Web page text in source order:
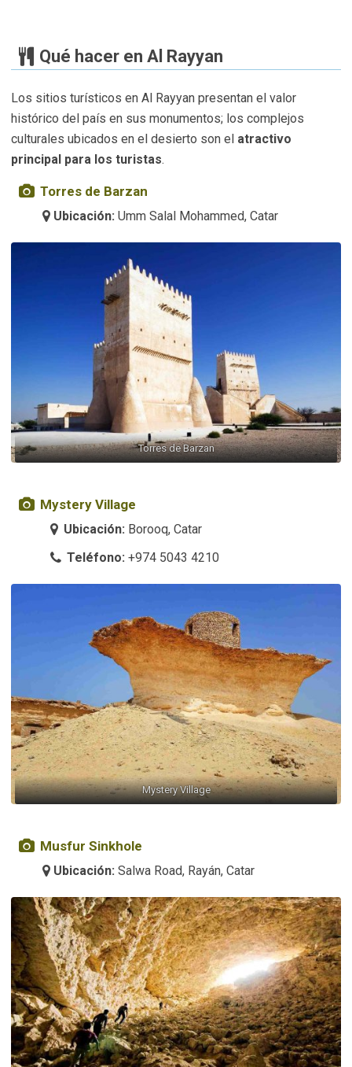
Qué hacer en Al Rayyan
Los sitios turísticos en Al Rayyan presentan el valor
histórico del país en sus monumentos; los complejos
culturales ubicados en el desierto son el atractivo
principal para los turistas.
Torres de Barzan
Ubicación: Umm Salal Mohammed, Catar
Torres de Barzan
Mystery Village
Ubicación: Borooq, Catar
Teléfono: +974 5043 4210
Mystery Village
Musfur Sinkhole
Ubicación: Salwa Road, Rayán, Catar